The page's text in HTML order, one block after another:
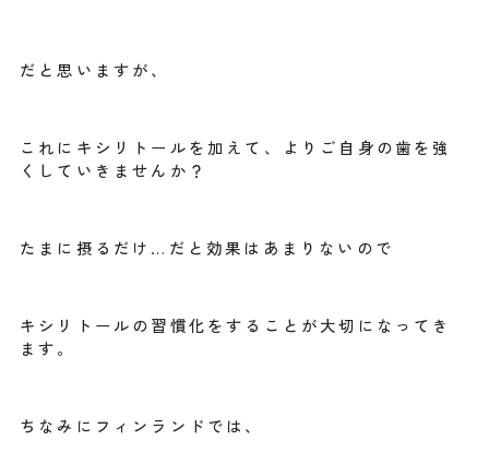
だと思いますが、
これにキシリトールを加えて、よりご自身の歯を強
くしていきませんか？
たまに摂るだけ…だと効果はあまりないので
キシリトールの習慣化をすることが大切になってき
ます。
ちなみにフィンランドでは、